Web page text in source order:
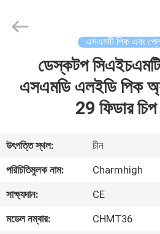
ভিডিও
সম্পর্কে
TECHNOLOGY
LIMITED.
এসএমটি পিক এবং
ডেস্কটপ
এসএমডি এলইডি পিক
29 ফিডার চিপ
উৎপত্তি স্থল:
চীন
পরিচিতিমুলক নাম:
Charmhigh
সাক্ষ্যদান:
CE
মডেল নম্বার:
CHMT36